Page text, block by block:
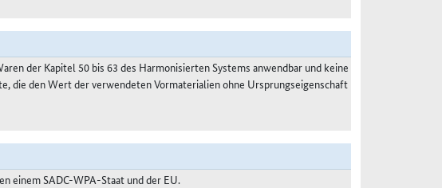
der Kapitel 50 bis 63 des Harmonisierten Systems anwendbar und keine
die den Wert der verwendeten Vormaterialien ohne Ursprungseigenschaft
einem SADC-WPA-Staat und der EU.